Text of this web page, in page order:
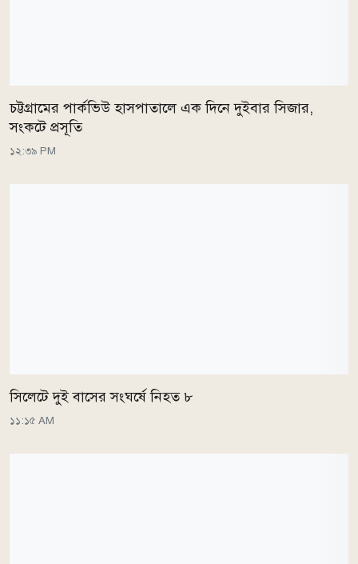
চট্টগ্রামের পার্কভিউ হাসপাতালে এক দিনে দুইবার সিজার,
সংকটে প্রসূতি
১২:৩৯ PM
সিলেটে দুই বাসের সংঘর্ষে নিহত ৮
১১:১৫ AM